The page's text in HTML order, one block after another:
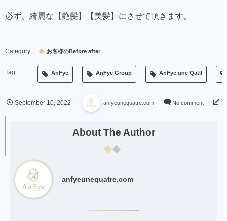
必ず、綺麗な【艶髪】【美髪】にさせて頂きます。
お客様のBefore after
AnFye AnFye Group AnFye une Qatll
September 10 ,2022 anfyeunequatre.com No comment
About The Author
anfyeunequatre.com